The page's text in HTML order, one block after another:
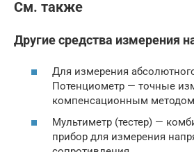
См. также
Другие средства измерения
Для измерения
Потенциометр — точные
компенсационным методом
Мультиметр (тестер) —
прибор для измерения